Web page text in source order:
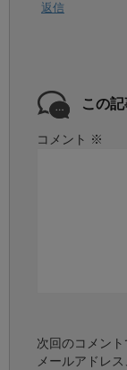
返信
この
コメント ※
次回のコメン
メールアドレス